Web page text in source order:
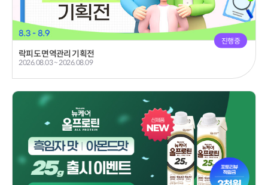
락피도 면역관리 기획전
2026.08.03 ~ 2026.08.09
진행중